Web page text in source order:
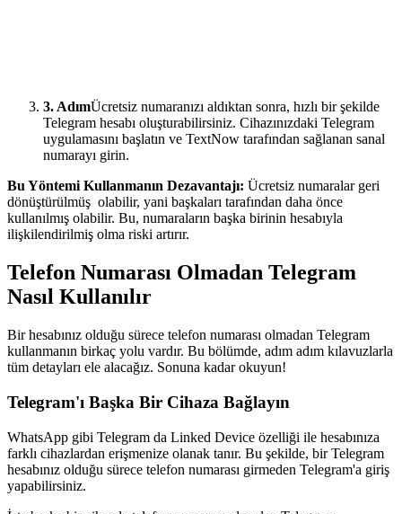
3. AdımÜcretsiz numaranızı aldıktan sonra, hızlı bir şekilde
Telegram hesabı oluşturabilirsiniz. Cihazınızdaki Telegram
uygulamasını başlatın ve TextNow tarafından sağlanan sanal
numarayı girin.
Bu Yöntemi Kullanmanın Dezavantajı: Ücretsiz numaralar geri
dönüştürülmüş olabilir, yani başkaları tarafından daha önce
kullanılmış olabilir. Bu, numaraların başka birinin hesabıyla
ilişkilendirilmiş olma riski artırır.
Telefon Numarası Olmadan Telegram
Nasıl Kullanılır
Bir hesabınız olduğu sürece telefon numarası olmadan Telegram
kullanmanın birkaç yolu vardır. Bu bölümde, adım adım kılavuzlarla
tüm detayları ele alacağız. Sonuna kadar okuyun!
Telegram'ı Başka Bir Cihaza Bağlayın
WhatsApp gibi Telegram da Linked Device özelliği ile hesabınıza
farklı cihazlardan erişmenize olanak tanır. Bu şekilde, bir Telegram
hesabınız olduğu sürece telefon numarası girmeden Telegram'a giriş
yapabilirsiniz.